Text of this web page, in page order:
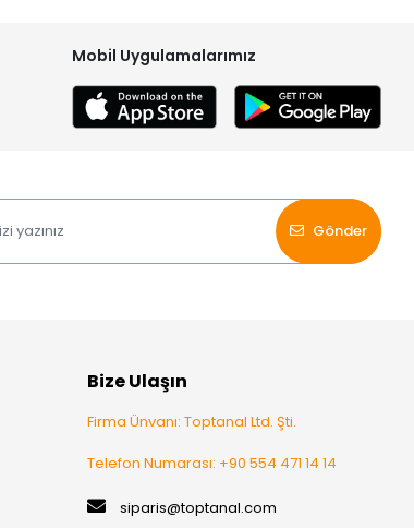
Mobil Uygulamalarımız
Gönder
Bize Ulaşın
Firma Ünvanı: Toptanal Ltd. Şti.
Telefon Numarası: +90 554 471 14 14
siparis@toptanal.com